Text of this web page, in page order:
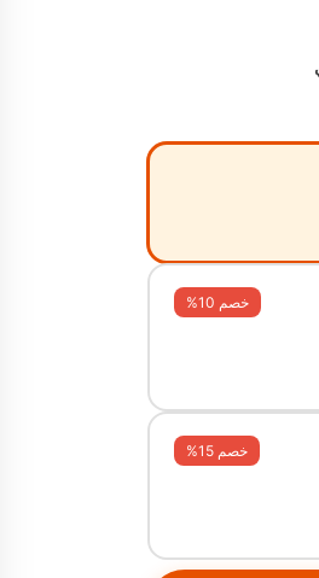
خصم 10%
خصم 15%